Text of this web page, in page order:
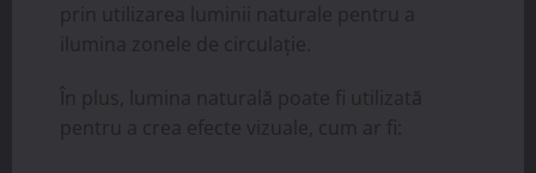
prin utilizarea luminii naturale pentru a
ilumina zonele de circulație.
În plus, lumina naturală poate fi utilizată
pentru a crea efecte vizuale, cum ar fi: